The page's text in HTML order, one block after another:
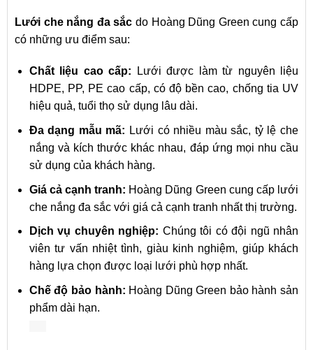
Lưới che nắng đa sắc do Hoàng Dũng Green cung cấp
có những ưu điểm sau:
Chất liệu cao cấp: Lưới được làm từ nguyên liệu
HDPE, PP, PE cao cấp, có độ bền cao, chống tia UV
hiệu quả, tuổi thọ sử dụng lâu dài.
Đa dạng mẫu mã: Lưới có nhiều màu sắc, tỷ lệ che
nắng và kích thước khác nhau, đáp ứng mọi nhu cầu
sử dụng của khách hàng.
Giá cả cạnh tranh: Hoàng Dũng Green cung cấp lưới
che nắng đa sắc với giá cả cạnh tranh nhất thị trường.
Dịch vụ chuyên nghiệp: Chúng tôi có đội ngũ nhân
viên tư vấn nhiệt tình, giàu kinh nghiệm, giúp khách
hàng lựa chọn được loại lưới phù hợp nhất.
Chế độ bảo hành: Hoàng Dũng Green bảo hành sản
phẩm dài hạn.